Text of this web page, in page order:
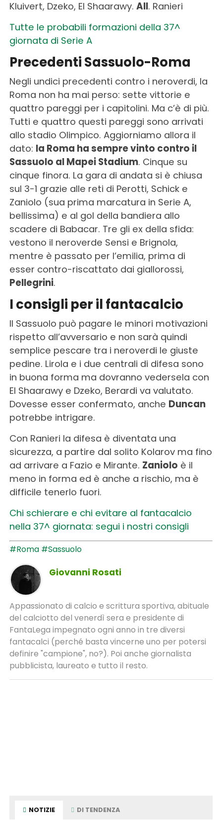
Kluivert, Dzeko, El Shaarawy. All. Ranieri
Tutte le probabili formazioni della 37^
giornata di Serie A
Precedenti Sassuolo-Roma
Negli undici precedenti contro i neroverdi, la
Roma non ha mai perso: sette vittorie e
quattro pareggi per i capitolini. Ma c’è di più.
Tutti e quattro questi pareggi sono arrivati
allo stadio Olimpico. Aggiorniamo allora il
dato: la Roma ha sempre vinto contro il
Sassuolo al Mapei Stadium. Cinque su
cinque finora. La gara di andata si è chiusa
sul 3-1 grazie alle reti di Perotti, Schick e
Zaniolo (sua prima marcatura in Serie A,
bellissima) e al gol della bandiera allo
scadere di Babacar. Tre gli ex della sfida:
vestono il neroverde Sensi e Brignola,
mentre è passato per l’emilia, prima di
esser contro-riscattato dai giallorossi,
Pellegrini.
I consigli per il fantacalcio
Il Sassuolo può pagare le minori motivazioni
rispetto all’avversario e non sarà quindi
semplice pescare tra i neroverdi le giuste
pedine. Lirola e i due centrali di difesa sono
in buona forma ma dovranno vedersela con
El Shaarawy e Dzeko, Berardi va valutato.
Dovesse esser confermato, anche Duncan
potrebbe intrigare.
Con Ranieri la difesa è diventata una
sicurezza, a partire dal solito Kolarov ma fino
ad arrivare a Fazio e Mirante. Zaniolo è il
meno in forma ed è anche a rischio, ma è
difficile tenerlo fuori.
Chi schierare e chi evitare al fantacalcio
nella 37^ giornata: segui i nostri consigli
#Roma #Sassuolo
Giovanni Rosati
Appassionato di calcio e scrittura sportiva, abituale
del calciotto del venerdì sera e presidente di
FantaLega impegnato ogni anno in tre diversi
fantacalci (perché basta vincerne uno per potersi
definire "campione", no?). Poi anche giornalista
pubblicista, laureato e tutto il resto.
NOTIZIE DI TENDENZA